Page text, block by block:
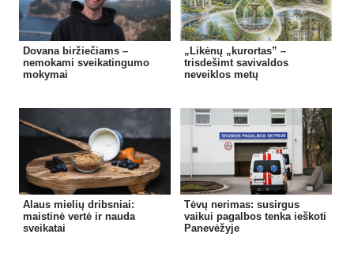
Dovana biržiečiams –
nemokami sveikatingumo
mokymai
„Likėnų „kurortas” –
trisdešimt savivaldos
neveiklos metų
Alaus mielių dribsniai:
maistinė vertė ir nauda
sveikatai
Tėvų nerimas: susirgus
vaikui pagalbos tenka ieškoti
Panevėžyje